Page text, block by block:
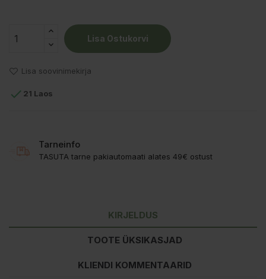
Lisa Ostukorvi
Lisa soovinimekirja
 21 Laos
Tarneinfo
TASUTA tarne pakiautomaati alates 49€ ostust
KIRJELDUS
TOOTE ÜKSIKASJAD
KLIENDI KOMMENTAARID